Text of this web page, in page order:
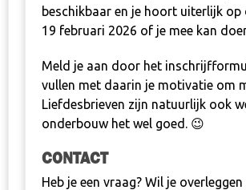
beschikbaar en je hoort uiterlijk op
19 februari 2026 of je mee kan
Meld je aan door het
vullen met daarin je motivatie om
Liefdesbrieven zijn natuurlijk ook
onderbouw het wel goed. 😉
CONTACT
Heb je een vraag? Wil je